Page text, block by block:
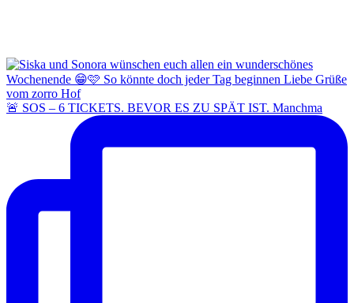
🚨 SOS – 6 TICKETS. BEVOR ES ZU SPÄT IST. Manchma